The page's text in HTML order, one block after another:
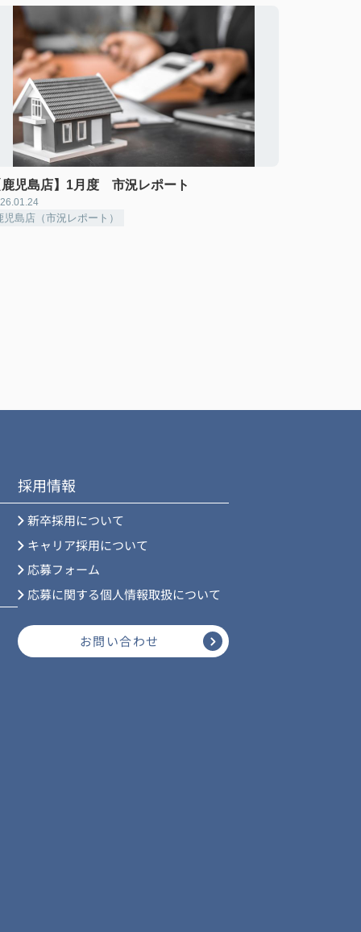
鹿児島店】1月度 市況レポート
児島店（市況レポート）
採用情報
新卒採用について
キャリア採用について
応募フォーム
応募に関する個人情報取扱について
お問い合わせ